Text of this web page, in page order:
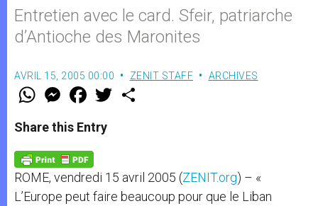
Entretien avec le card. Sfeir, patriarche
d’Antioche des Maronites
AVRIL 15, 2005 00:00 ZENIT STAFF ARCHIVES
W
t
s
p
p
M
e
s
e
g
e
r
F
a
e
b
o
k
w
Share this Entry
ROME, vendredi 15 avril 2005 (ZENIT.org) – «
L’Europe peut faire beaucoup pour que le Liban